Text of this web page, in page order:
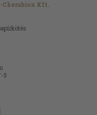
Cherubion Kft.
5